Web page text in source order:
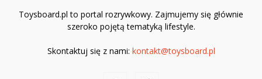
Toysboard.pl to portal rozrywkowy. Zajmujemy się głównie
szeroko pojętą tematyką lifestyle.
Skontaktuj się z nami: kontakt@toysboard.pl